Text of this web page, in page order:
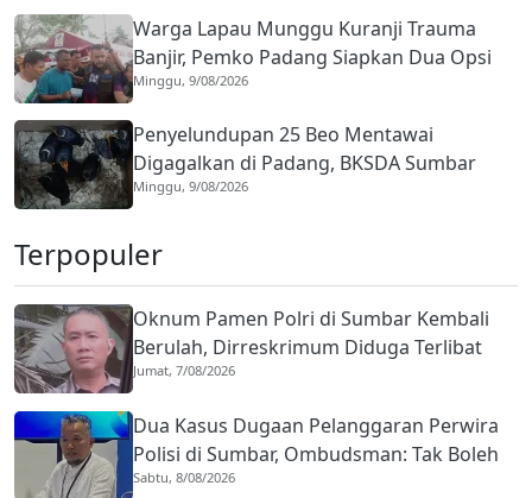
Warga Lapau Munggu Kuranji Trauma
Banjir, Pemko Padang Siapkan Dua Opsi
Relokasi Permanen
Minggu, 9/08/2026
Penyelundupan 25 Beo Mentawai
Digagalkan di Padang, BKSDA Sumbar
Buru Pemesan
Minggu, 9/08/2026
Terpopuler
Oknum Pamen Polri di Sumbar Kembali
Berulah, Dirreskrimum Diduga Terlibat
Kekerasan dengan Seorang Sopir
Jumat, 7/08/2026
Dua Kasus Dugaan Pelanggaran Perwira
Polisi di Sumbar, Ombudsman: Tak Boleh
Ada Toleransi
Sabtu, 8/08/2026